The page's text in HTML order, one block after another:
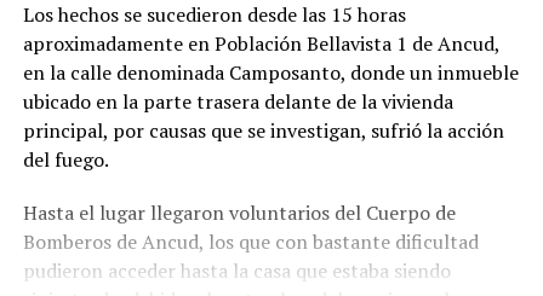
Los hechos se sucedieron desde las 15 horas
aproximadamente en Población Bellavista 1 de Ancud,
en la calle denominada Camposanto, donde un inmueble
ubicado en la parte trasera delante de la vivienda
principal, por causas que se investigan, sufrió la acción
del fuego.
Hasta el lugar llegaron voluntarios del Cuerpo de
Bomberos de Ancud, los que con bastante dificultad
pudieron acceder hasta la casa que estaba siendo